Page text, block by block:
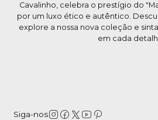
Cavalinho, celebra o prestígio do
por um luxo ético e autêntico.
explore a nossa nova coleção e
em cada
Siga-nos